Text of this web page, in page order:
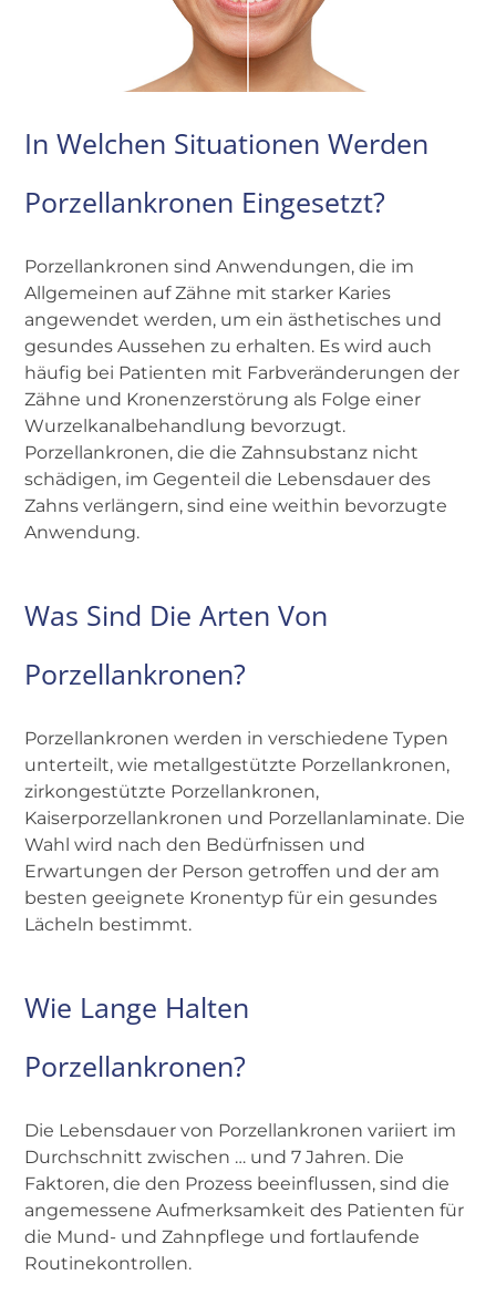
In Welchen Situationen Werden
Porzellankronen Eingesetzt?
Porzellankronen sind Anwendungen, die im
Allgemeinen auf Zähne mit starker Karies
angewendet werden, um ein ästhetisches und
gesundes Aussehen zu erhalten. Es wird auch
häufig bei Patienten mit Farbveränderungen der
Zähne und Kronenzerstörung als Folge einer
Wurzelkanalbehandlung bevorzugt.
Porzellankronen, die die Zahnsubstanz nicht
schädigen, im Gegenteil die Lebensdauer des
Zahns verlängern, sind eine weithin bevorzugte
Anwendung.
Was Sind Die Arten Von
Porzellankronen?
Porzellankronen werden in verschiedene Typen
unterteilt, wie metallgestützte Porzellankronen,
zirkongestützte Porzellankronen,
Kaiserporzellankronen und Porzellanlaminate. Die
Wahl wird nach den Bedürfnissen und
Erwartungen der Person getroffen und der am
besten geeignete Kronentyp für ein gesundes
Lächeln bestimmt.
Wie Lange Halten
Porzellankronen?
Die Lebensdauer von Porzellankronen variiert im
Durchschnitt zwischen … und 7 Jahren. Die
Faktoren, die den Prozess beeinflussen, sind die
angemessene Aufmerksamkeit des Patienten für
die Mund- und Zahnpflege und fortlaufende
Routinekontrollen.